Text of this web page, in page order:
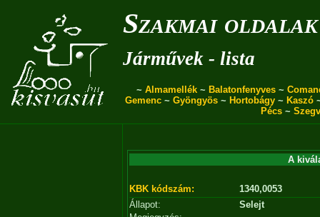
Szakmai oldalak
Járművek - lista
~ Almamellék ~ Balatonfenyves ~
Gemenc ~ Gyöngyös ~ Hortobágy ~ Kaszó
Pécs ~
A
KBK kódszám:
1340,0053
Állapot:
Selejt